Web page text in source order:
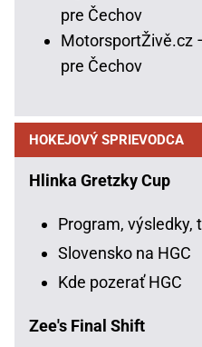
pre Čechov
MotorsportŽivě.cz
pre Čechov
HOKEJOVÝ SPRIEVODCA
Hlinka Gretzky Cup
Program, výsledky,
Slovensko na HGC
Kde pozerať HGC
Zee's Final Shift